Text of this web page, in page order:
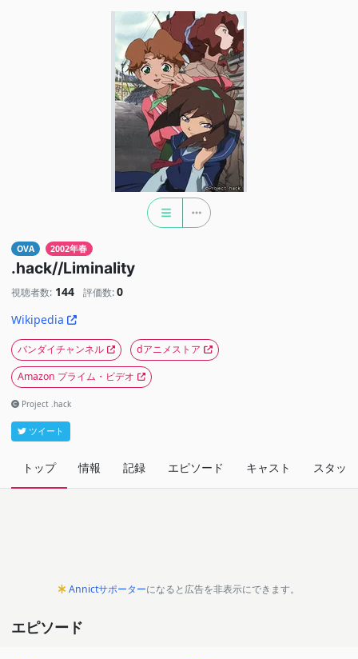
OVA 2002年春
.hack//Liminality
視聴者数: 144 評価数: 0
Wikipedia
バンダイチャンネル
dアニメストア
Amazon プライム・ビデオ
Project .hack
ツイート
トップ 情報 記録 エピソード キャスト スタッフ
Annictサポーターになると広告を非表示にできます。
エピソード